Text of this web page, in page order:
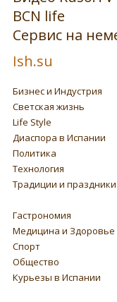
BCN life
Сервис на
Ish.su
Бизнес и Индустрия
Светская жизнь
Life Style
Диаспора в Испании
Политика
Технология
Традиции и праздники
Гастрономия
Медицина и Здоровье
Спорт
Общество
Курьезы в Испании